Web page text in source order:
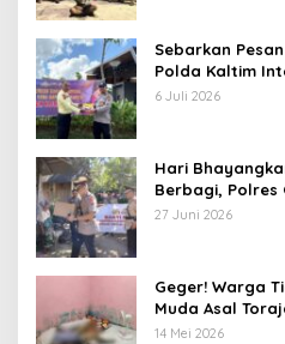
Sebarkan
Polda Kaltim
Spanduk serta
6 Juli 2026
Hari
Berbagi, Polres
Membutuhkan
27 Juni 2026
Geger! Warga
Muda Asal
Kamar Kos
14 Mei 2026